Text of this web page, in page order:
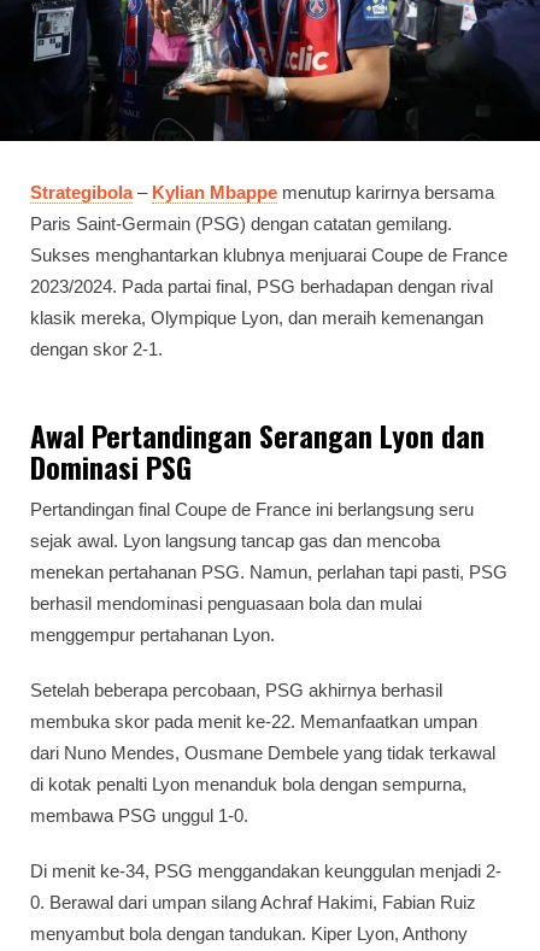
Strategibola– Kylian Mbappe menutup karirnya bersama
Paris Saint-Germain (PSG) dengan catatan gemilang.
Sukses menghantarkan klubnya menjuarai Coupe de France
2023/2024. Pada partai final, PSG berhadapan dengan rival
klasik mereka, Olympique Lyon, dan meraih kemenangan
dengan skor 2-1.
Awal Pertandingan Serangan Lyon dan
Dominasi PSG
Pertandingan final Coupe de France ini berlangsung seru
sejak awal. Lyon langsung tancap gas dan mencoba
menekan pertahanan PSG. Namun, perlahan tapi pasti, PSG
berhasil mendominasi penguasaan bola dan mulai
menggempur pertahanan Lyon.
Setelah beberapa percobaan, PSG akhirnya berhasil
membuka skor pada menit ke-22. Memanfaatkan umpan
dari Nuno Mendes, Ousmane Dembele yang tidak terkawal
di kotak penalti Lyon menanduk bola dengan sempurna,
membawa PSG unggul 1-0.
Di menit ke-34, PSG menggandakan keunggulan menjadi 2-
0. Berawal dari umpan silang Achraf Hakimi, Fabian Ruiz
menyambut bola dengan tandukan. Kiper Lyon, Anthony